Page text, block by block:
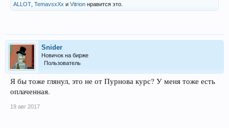
ALLOT TemavsxXx и Vitrion нравится это.
Snider
Новичок на бирже
Пользователь
Я бы тоже глянул, это не от Пурнова курс? У меня тоже есть
оплаченная.
19 авг 2017